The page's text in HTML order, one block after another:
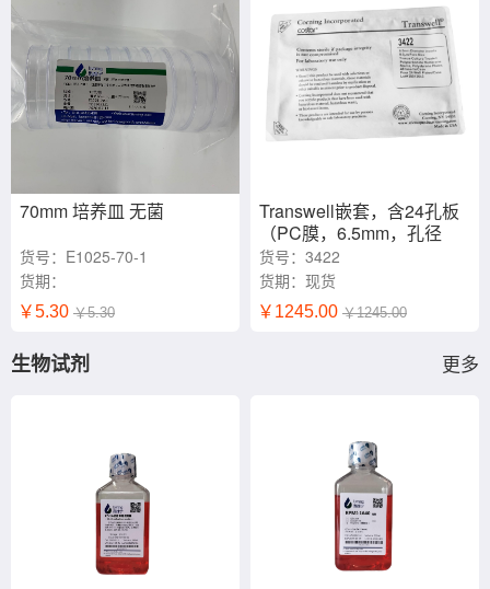
70mm 培养皿 无菌
货号：E1025-70-1
货期：
￥5.30 ￥5.30
Transwell嵌套，含24孔板
（PC膜，6.5mm，孔径
8.0um）
货号：3422
货期：现货
￥1245.00 ￥1245.00
生物试剂 更多